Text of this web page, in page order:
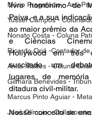
Mário Pragmácio - Anti-
Yussef Campos - Coluna
Nonato Costa - Coluna
Ricardo Oriá -Contador de
Anita Mattes - Coluna
Gilmara Benevides -
Marcus Pinto Aguiar -
José Olímpio - Collaborate
livro homônimo de
Paiva, e a sua
ao maior prêmio da
e Ciências
Hollywood em três
suscitado um
lugares de
ditadura civil-militar.
Nesse conceito se